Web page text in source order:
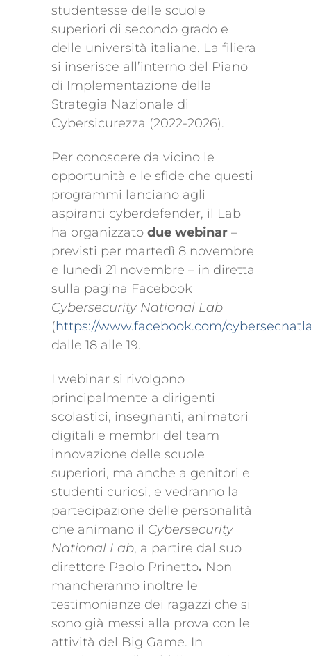
studentesse delle scuole
superiori di secondo grado e
delle università italiane. La filiera
si inserisce all’interno del Piano
di Implementazione della
Strategia Nazionale di
Cybersicurezza (2022-2026).
Per conoscere da vicino le
opportunità e le sfide che questi
programmi lanciano agli
aspiranti cyberdefender, il Lab
ha organizzato due webinar –
previsti per martedì 8 novembre
e lunedì 21 novembre – in diretta
sulla pagina Facebook
Cybersecurity National Lab
(https://www.facebook.com/
dalle 18 alle 19.
I webinar si rivolgono
principalmente a dirigenti
scolastici, insegnanti, animatori
digitali e membri del team
innovazione delle scuole
superiori, ma anche a genitori e
studenti curiosi, e vedranno la
partecipazione delle personalità
che animano il Cybersecurity
National Lab, a partire dal suo
direttore Paolo Prinetto. Non
mancheranno inoltre le
testimonianze dei ragazzi che si
sono già messi alla prova con le
attività del Big Game. In